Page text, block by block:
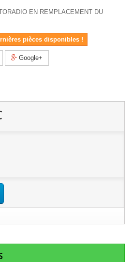
EN REMPLACEMENT DU
pièces disponibles !
Google+